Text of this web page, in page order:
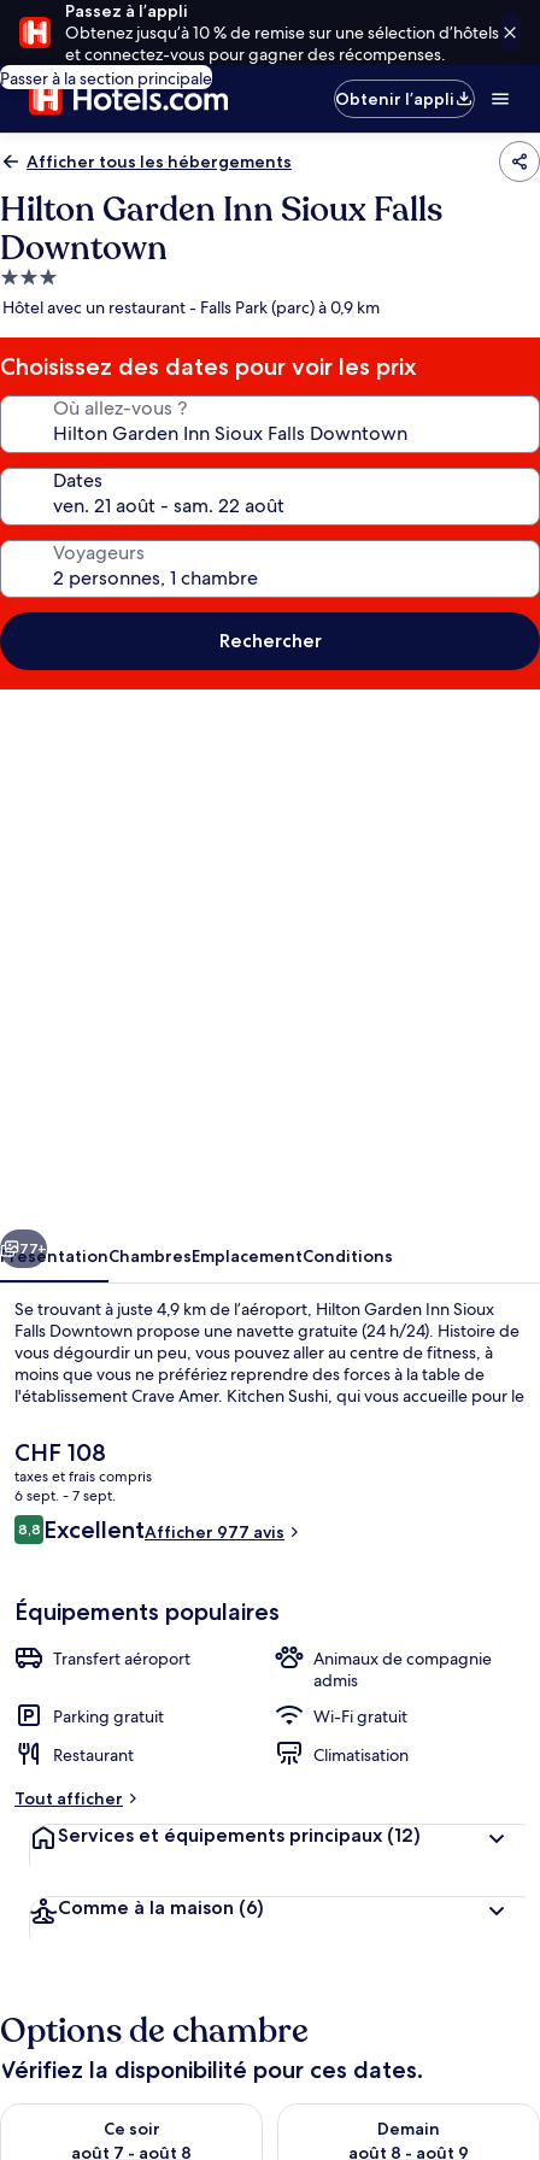
Passez à l’appli
Obtenez jusqu’à 10 % de remise sur une sélection d’hôtels
et connectez-vous pour gagner des récompenses.
Passer à la section principale
Obtenir l’appli
Afficher tous les hébergements
Hilton Garden Inn Sioux Falls
Downtown
Hébergement
3.0 étoiles
Hôtel avec un restaurant - Falls Park (parc) à 0,9 km
Choisissez des dates pour voir les prix
Où allez-vous ?
Dates
Voyageurs
Rechercher
Falls
Downtown
Suivant
77+
PrésentationChambresEmplacementConditions
Se trouvant à juste 4,9 km de l’aéroport, Hilton Garden Inn Sioux
Falls Downtown propose une navette gratuite (24 h/24). Histoire de
vous dégourdir un peu, vous pouvez aller au centre de fitness, à
moins que vous ne préfériez reprendre des forces à la table de
l'établissement Crave Amer. Kitchen Sushi, qui vous accueille pour le
américaine. À moins de 5 minutes en voiture, vous trouverez aussi
des sites comme Falls Park (parc) et Stade Denny Sanford Premier
Center. Les autres voyageurs adorent le personnel attentionné.
Le
prix
actuel
est
de
CHF 108
taxes et frais compris
6 sept. - 7 sept.
Avis
voyageurs
8,88,8 sur 10
ExcellentAfficher 977 avis
Équipements populaires
Transfert aéroport
Animaux de compagnie
admis
Parking gratuit
Wi-Fi gratuit
Restaurant
Climatisation
Tout afficher
Services et équipements principaux (12)
Comme à la maison (6)
Options de chambre
Vérifiez la disponibilité pour ces dates.
Ce soir
août 7 - août 8
Vérifier la disponibilité pour ce soir août 7 - août 8
Demain
août 8 - août 9
Vérifier la disponibilité pour